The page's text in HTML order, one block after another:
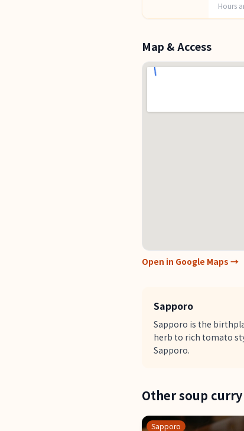
Hours
Map & Access
Open in Google Maps →
Sapporo
Sapporo is the
herb to rich tomato
Sapporo.
Other soup
Sapporo